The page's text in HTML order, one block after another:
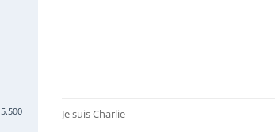
5.500 Je suis Charlie